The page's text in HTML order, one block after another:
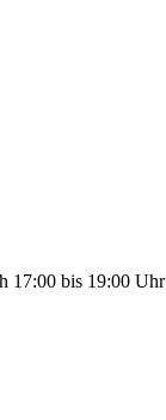
17:00 bis 19:00 Uhr